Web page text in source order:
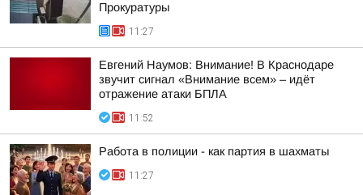
Прокуратуры
11:27
Евгений Наумов: Внимание! В Краснодаре
звучит сигнал «Внимание всем» – идёт
отражение атаки БПЛА
11:52
Работа в полиции - как партия в шахматы
11:27